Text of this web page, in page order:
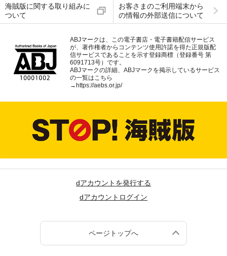
海賊版に関する取り組みに
ついて
お客さまのご利用端末から
の情報の外部送信について
ABJマークは、この電子書店・電子書籍配信サービス
が、著作権者からコンテンツ使用許諾を得た正規版配
信サービスであることを示す登録商標（登録番号 第
6091713号）です。
ABJマークの詳細、ABJマークを掲示しているサービス
の一覧はこちら
→https://aebs.or.jp/
dアカウントを発行する
dアカウントログイン
ページトップへ